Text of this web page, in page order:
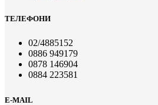
ТЕЛЕФОНИ
02/4885152
0886 949179
0878 146904
0884 223581
E-MAIL